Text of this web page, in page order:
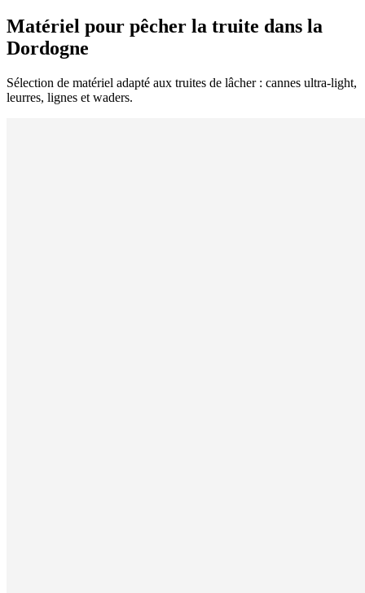
Matériel pour pêcher la truite dans la
Dordogne
Sélection de matériel adapté aux truites de lâcher : cannes ultra-light,
leurres, lignes et waders.